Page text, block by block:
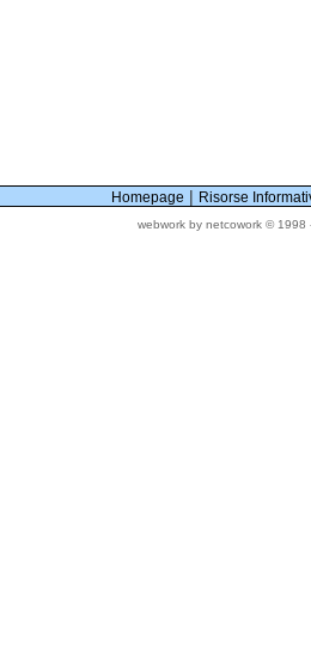
Homepage | Risorse
webwork by netcowork ©